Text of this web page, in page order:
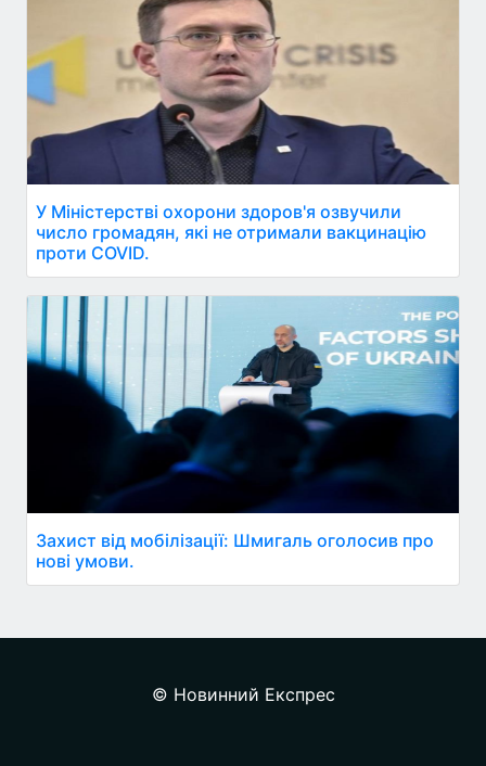
У Міністерстві охорони здоров'я озвучили
число громадян, які не отримали вакцинацію
проти COVID.
Захист від мобілізації: Шмигаль оголосив про
нові умови.
© Новинний Експрес